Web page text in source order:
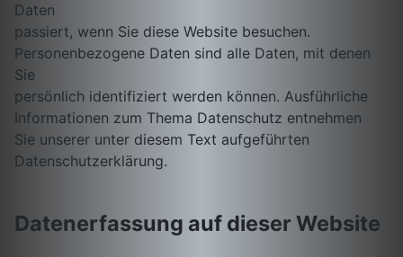
Daten
passiert, wenn Sie diese Website besuchen.
Personenbezogene Daten sind alle Daten, mit denen
Sie
persönlich identifiziert werden können. Ausführliche
Informationen zum Thema Datenschutz entnehmen
Sie unserer unter diesem Text aufgeführten
Datenschutzerklärung.
Datenerfassung auf dieser Website